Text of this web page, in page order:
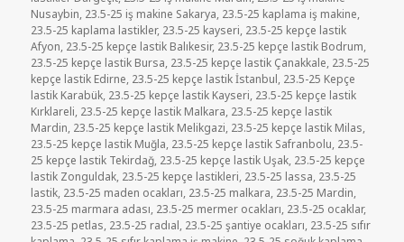
Nusaybin, 23.5-25 iş makine Sakarya, 23.5-25 kaplama iş makine,
23.5-25 kaplama lastikler, 23.5-25 kayseri, 23.5-25 kepçe lastik
Afyon, 23.5-25 kepçe lastik Balıkesir, 23.5-25 kepçe lastik Bodrum,
23.5-25 kepçe lastik Bursa, 23.5-25 kepçe lastik Çanakkale, 23.5-25
kepçe lastik Edirne, 23.5-25 kepçe lastik İstanbul, 23.5-25 Kepçe
lastik Karabük, 23.5-25 kepçe lastik Kayseri, 23.5-25 kepçe lastik
Kırklareli, 23.5-25 kepçe lastik Malkara, 23.5-25 kepçe lastik
Mardin, 23.5-25 kepçe lastik Melikgazi, 23.5-25 kepçe lastik Milas,
23.5-25 kepçe lastik Muğla, 23.5-25 kepçe lastik Safranbolu, 23.5-
25 kepçe lastik Tekirdağ, 23.5-25 kepçe lastik Uşak, 23.5-25 kepçe
lastik Zonguldak, 23.5-25 kepçe lastikleri, 23.5-25 lassa, 23.5-25
lastik, 23.5-25 maden ocakları, 23.5-25 malkara, 23.5-25 Mardin,
23.5-25 marmara adası, 23.5-25 mermer ocakları, 23.5-25 ocaklar,
23.5-25 petlas, 23.5-25 radıal, 23.5-25 şantiye ocakları, 23.5-25 sıfır